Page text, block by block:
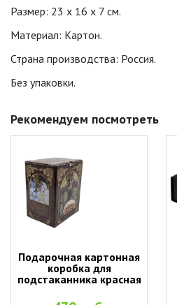
Размер: 23 х 16 х 7 см.
Материал: Картон.
Страна производства: Россия.
Без упаковки.
Рекомендуем посмотреть
Подарочная картонная
коробка для
подстаканника красная